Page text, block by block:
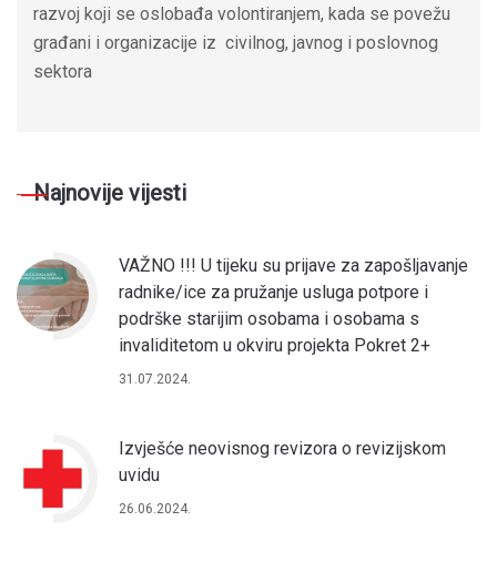
razvoj koji se oslobađa volontiranjem, kada se povežu
građani i organizacije iz civilnog, javnog i poslovnog
sektora
Najnovije vijesti
VAŽNO !!! U tijeku su prijave za zapošljavanje
radnike/ice za pružanje usluga potpore i
podrške starijim osobama i osobama s
invaliditetom u okviru projekta Pokret 2+
31.07.2024.
Izvješće neovisnog revizora o revizijskom
uvidu
26.06.2024.